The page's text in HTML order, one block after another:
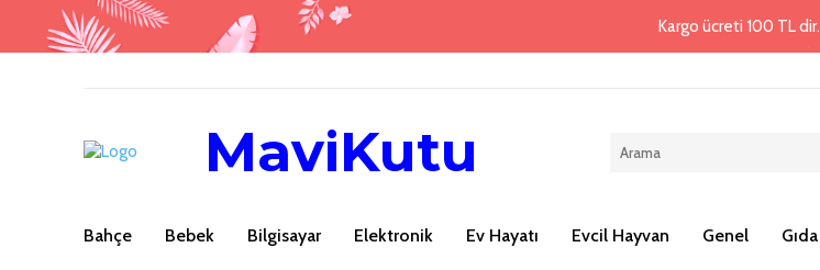
Kargo ücreti 100 TL dir.
MaviKutu
Bahçe Bebek Bilgisayar Elektronik Ev Hayatı Evcil Hayvan Genel Gıda